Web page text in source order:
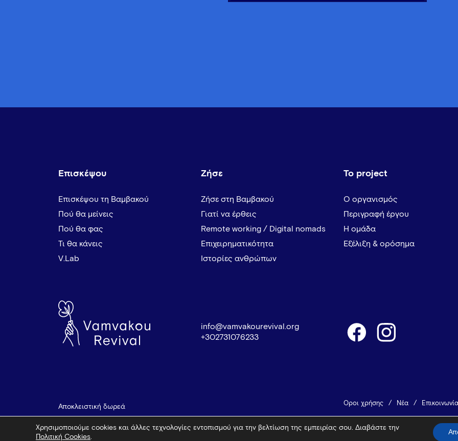
Επισκέψου
Επισκέψου τη Βαμβακού
Πού θα μείνεις
Πού θα φας
Τι θα κάνεις
V.Lab
Ζήσε
Ζήσε στη Βαμβακού
Γιατί να έρθεις
Remote working / Digital nomads
Επιχειρηματικότητα
Ιστορίες ανθρώπων
Το project
Ο οργανισμός
Περιγραφή έργου
Η ομάδα
Εξέλιξη & ορόσημα
info@vamvakourevival.org
+302731076233
Αποκλειστική δωρεά Όροι χρήσης Νέα Επικοινωνία
© 2026 Vamvakou Revival Design
Χρησιμοποιούμε cookies και άλλες τεχνολογίες εντοπισμού για την βελτίωση της εμπειρίας σου. Διαβάστε την
Πολιτική Cookies.